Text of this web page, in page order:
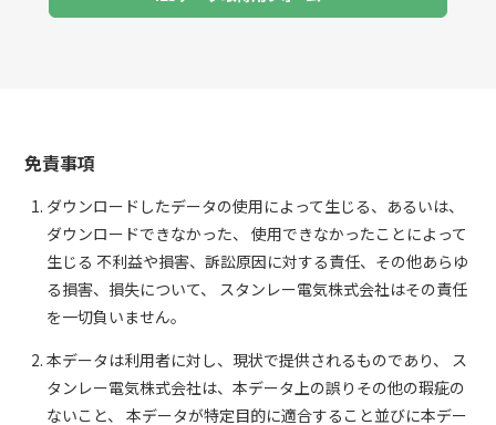
免責事項
ダウンロードしたデータの使用によって生じる、あるいは、
ダウンロードできなかった、 使用できなかったことによって
生じる 不利益や損害、訴訟原因に対する責任、その他あらゆ
る損害、損失について、 スタンレー電気株式会社はその責任
を一切負いません。
本データは利用者に対し、現状で提供されるものであり、 ス
タンレー電気株式会社は、本データ上の誤りその他の瑕疵の
ないこと、 本データが特定目的に適合すること並びに本デー